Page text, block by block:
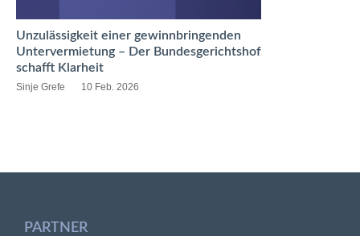
Unzulässigkeit einer gewinnbringenden
Untervermietung – Der Bundesgerichtshof
schafft Klarheit
Sinje Grefe 10 Feb. 2026
PARTNER